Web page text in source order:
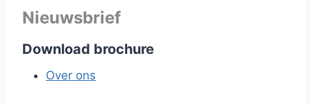
Nieuwsbrief
Download brochure
Over ons